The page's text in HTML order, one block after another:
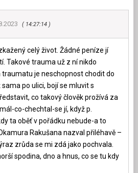
14:27:14
celý život. Žádné peníze jí
Takové trauma už z ní nikdo
je neschopnost chodit do
po ulici, bojí se mluvit s
co takový člověk prožívá za
co-chechtal-se jí, když p.
ta oběť v pořádku nebude-a to
Rakušana nazval přiléhavě –
zrůda se mi zdá jako pochvala.
spodina, dno a hnus, co se tu kdy